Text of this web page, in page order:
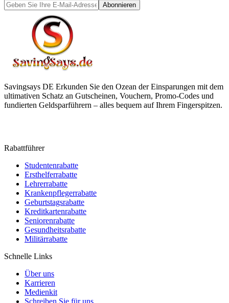
Abonnieren
Savingsays DE Erkunden Sie den Ozean der Einsparungen mit dem
ultimativen Schatz an Gutscheinen, Vouchern, Promo-Codes und
fundierten Geldsparführern – alles bequem auf Ihrem Fingerspitzen.
Rabattführer
Studentenrabatte
Ersthelferrabatte
Lehrerrabatte
Krankenpflegerrabatte
Geburtstagsrabatte
Kreditkartenrabatte
Seniorenrabatte
Gesundheitsrabatte
Militärrabatte
Schnelle Links
Über uns
Karrieren
Medienkit
Schreiben Sie für uns